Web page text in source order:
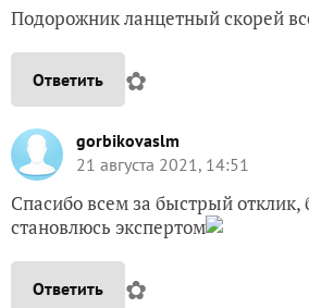
Подорожник ланцетный скорей
Ответить ✿
gorbikovaslm
21 августа 2021, 14:51
Спасибо всем за быстрый отклик,
становлюсь экспертом
Ответить ✿